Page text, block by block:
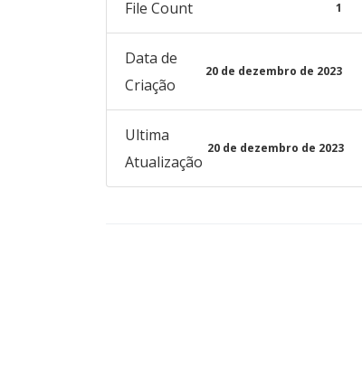
File Count 1
Data de
Criação
20 de dezembro de 2023
Ultima
Atualização
20 de dezembro de 2023